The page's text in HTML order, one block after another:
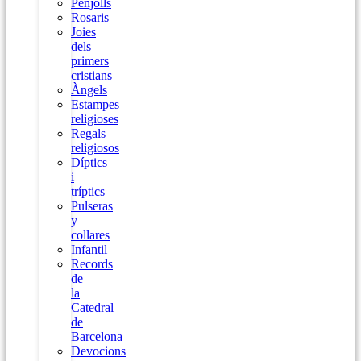
Penjolls
Rosaris
Joies
dels
primers
cristians
Àngels
Estampes
religioses
Regals
religiosos
Díptics
i
tríptics
Pulseras
y
collares
Infantil
Records
de
la
Catedral
de
Barcelona
Devocions